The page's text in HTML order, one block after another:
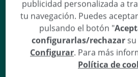
encirugía
CIRUGÍA CARDIOVASCULAR DA VINCI
COLUMNA VERTEBRAL OBESIDAD
publicidad personalizada a
tu navegación. Puedes
pulsando el botón "
configurarlas/rechazar
Configurar. Para más
Política de